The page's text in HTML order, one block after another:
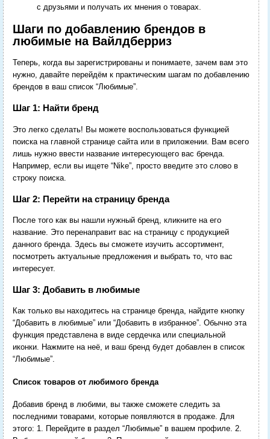
с друзьями и получать их мнения о товарах.
Шаги по добавлению брендов в
любимые на Вайлдберриз
Теперь, когда вы зарегистрированы и понимаете, зачем вам это
нужно, давайте перейдём к практическим шагам по добавлению
брендов в ваш список “Любимые”.
Шаг 1: Найти бренд
Это легко сделать! Вы можете воспользоваться функцией
поиска на главной странице сайта или в приложении. Вам всего
лишь нужно ввести название интересующего вас бренда.
Например, если вы ищете “Nike”, просто введите это слово в
строку поиска.
Шаг 2: Перейти на страницу бренда
После того как вы нашли нужный бренд, кликните на его
название. Это перенаправит вас на страницу с продукцией
данного бренда. Здесь вы сможете изучить ассортимент,
посмотреть актуальные предложения и выбрать то, что вас
интересует.
Шаг 3: Добавить в любимые
Как только вы находитесь на странице бренда, найдите кнопку
“Добавить в любимые” или “Добавить в избранное”. Обычно эта
функция представлена в виде сердечка или специальной
иконки. Нажмите на неё, и ваш бренд будет добавлен в список
“Любимые”.
Список товаров от любимого бренда
Добавив бренд в любими, вы также сможете следить за
последними товарами, которые появляются в продаже. Для
этого: 1. Перейдите в раздел “Любимые” в вашем профиле. 2.